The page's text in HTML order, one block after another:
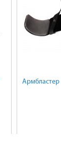
Армбластер